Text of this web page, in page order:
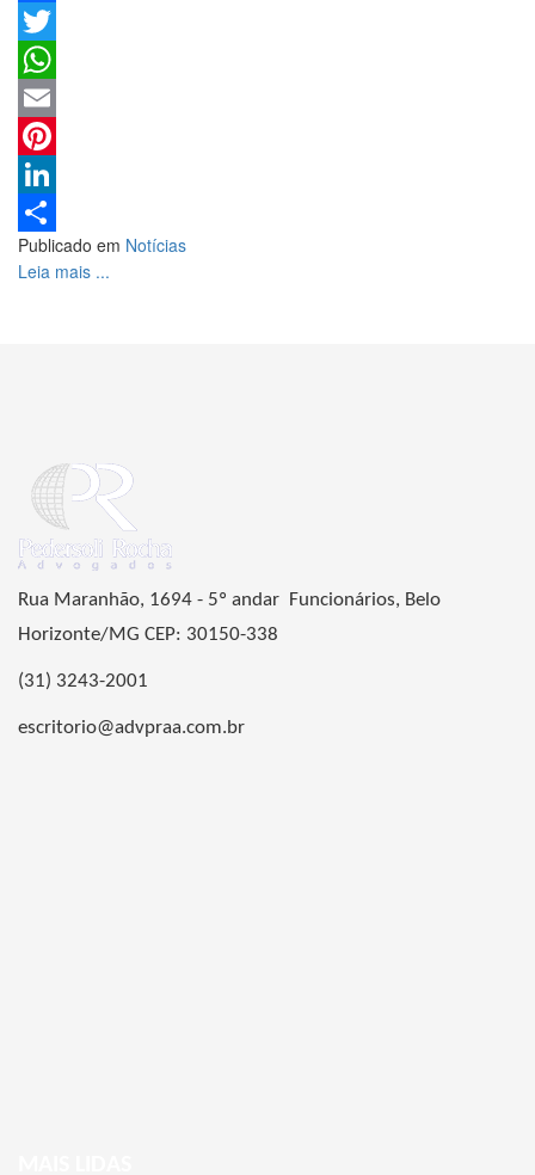
Facebook
Twitter
WhatsApp
Email
Pinterest
LinkedIn
Share
Publicado em Notícias
Leia mais ...
Rua Maranhão, 1694 - 5º andar Funcionários, Belo
Horizonte/MG CEP: 30150-338
(31) 3243-2001
escritorio@advpraa.com.br